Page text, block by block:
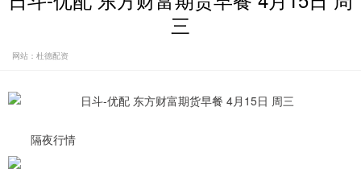
三
网站：杜德配资
隔夜行情